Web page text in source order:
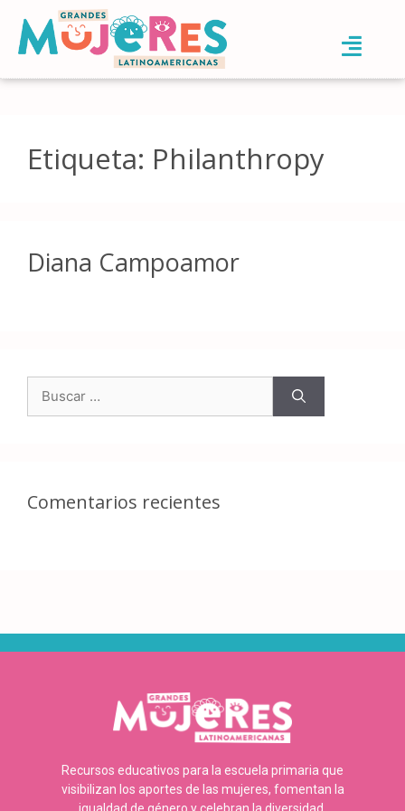
Etiqueta: Philanthropy
Diana Campoamor
Comentarios recientes
Recursos educativos para la escuela primaria que
visibilizan los aportes de las mujeres, fomentan la
igualdad de género y celebran la diversidad.